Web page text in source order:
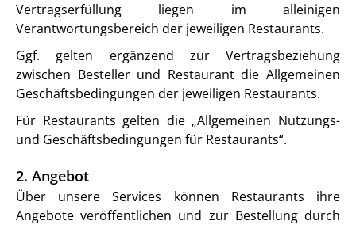
Vertragserfüllung liegen im alleinigen
Verantwortungsbereich der jeweiligen Restaurants.
Ggf. gelten ergänzend zur Vertragsbeziehung
zwischen Besteller und Restaurant die Allgemeinen
Geschäftsbedingungen der jeweiligen Restaurants.
Für Restaurants gelten die „Allgemeinen Nutzungs-
und Geschäftsbedingungen für Restaurants“.
2. Angebot
Über unsere Services können Restaurants ihre
Angebote veröffentlichen und zur Bestellung durch